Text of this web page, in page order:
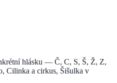
hlásku — Č, C, S, Š, Ž, Z,
Cilinka a cirkus, Šišulka v